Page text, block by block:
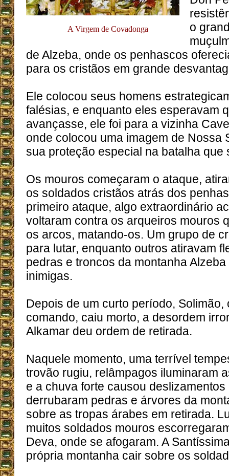
A Virgem de Covadonga
o
de Alzeba, onde os penhascos
para os cristãos em grande
Ele colocou seus homens
falésias, e enquanto eles esperavam
avançasse, ele foi para a vizinha
onde colocou uma imagem de Nossa
sua proteção especial na batalha que
Os mouros começaram o ataque,
os soldados cristãos atrás dos
primeiro ataque, algo extraordinário
voltaram contra os arqueiros mouros
os arcos, matando-os. Um grupo de
para lutar, enquanto outros atiravam
pedras e troncos da montanha
inimigas.
Depois de um curto período, Solimão,
comando, caiu morto, a desordem
Alkamar deu ordem de retirada.
Naquele momento, uma terrível
trovão rugiu, relâmpagos iluminaram
e a chuva forte causou
derrubaram pedras e árvores da
sobre as tropas árabes em retirada.
muitos soldados mouros
Deva, onde se afogaram. A
própria montanha cair sobre os